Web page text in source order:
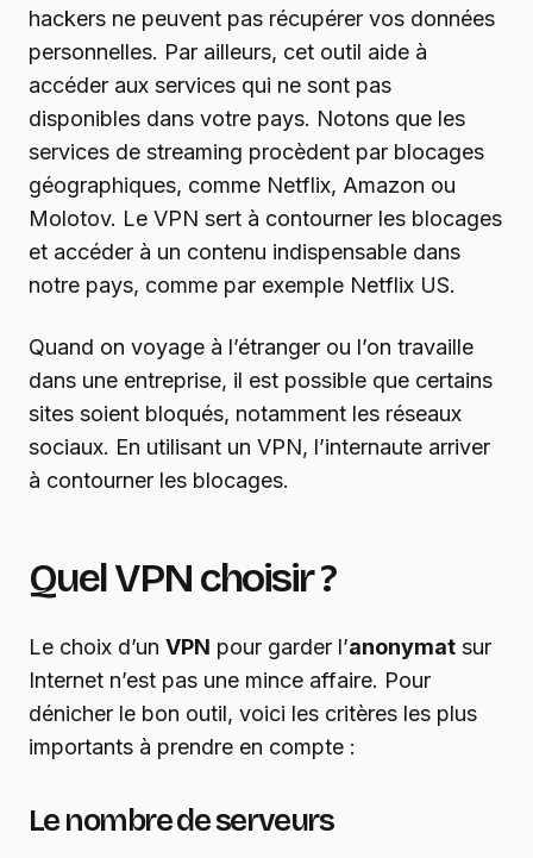
hackers ne peuvent pas récupérer vos données
personnelles. Par ailleurs, cet outil aide à
accéder aux services qui ne sont pas
disponibles dans votre pays. Notons que les
services de streaming procèdent par blocages
géographiques, comme Netflix, Amazon ou
Molotov. Le VPN sert à contourner les blocages
et accéder à un contenu indispensable dans
notre pays, comme par exemple Netflix US.
Quand on voyage à l’étranger ou l’on travaille
dans une entreprise, il est possible que certains
sites soient bloqués, notamment les réseaux
sociaux. En utilisant un VPN, l’internaute arriver
à contourner les blocages.
Quel VPN choisir ?
Le choix d’un VPN pour garder l’anonymat sur
Internet n’est pas une mince affaire. Pour
dénicher le bon outil, voici les critères les plus
importants à prendre en compte :
Le nombre de serveurs